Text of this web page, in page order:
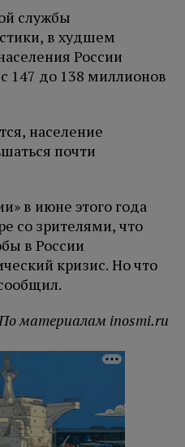
службы
в худшем
России
147 до 138 миллионов
население
почти
в июне этого года
со зрителями, что
в России
кризис. Но что
По материалам inosmi.ru